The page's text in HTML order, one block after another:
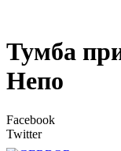
Тумба
Непо
Facebook
Twitter